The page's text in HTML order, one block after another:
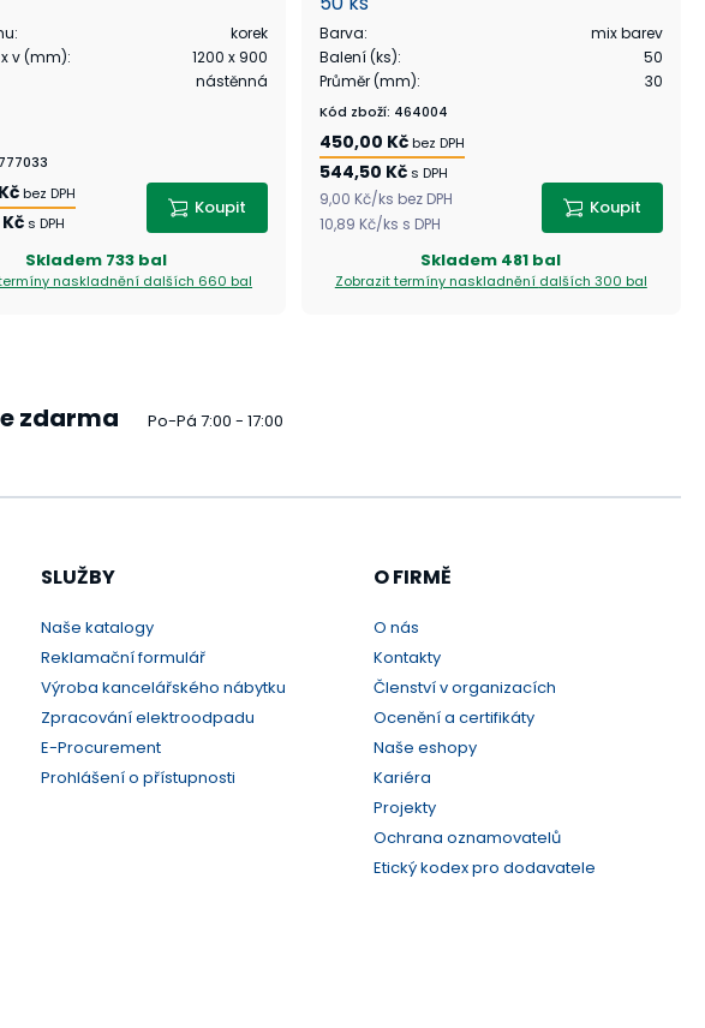
:
korek
v (mm):
1200 x 900
nástěnná
777033
bez DPH
s DPH
Koupit
Skladem 733 bal
naskladnění dalších 660 bal
Barva:
mix barev
Balení (ks):
50
Průměr (mm): 30
Kód zboží: 464004
450,00 Kč bez DPH
544,50 Kč s DPH
9,00 Kč/ks bez DPH
10,89 Kč/ks s DPH
Koupit
Skladem 481 bal
Zobrazit termíny naskladnění dalších 300 bal
zdarma Po-Pá 7:00 - 17:00
SLUŽBY
Naše katalogy
Reklamační formulář
Výroba kancelářského nábytku
Zpracování elektroodpadu
E-Procurement
Prohlášení o přístupnosti
O FIRMĚ
O nás
Kontakty
Členství v organizacích
Ocenění a certifikáty
Naše eshopy
Kariéra
Projekty
Ochrana oznamovatelů
Etický kodex pro dodavatele